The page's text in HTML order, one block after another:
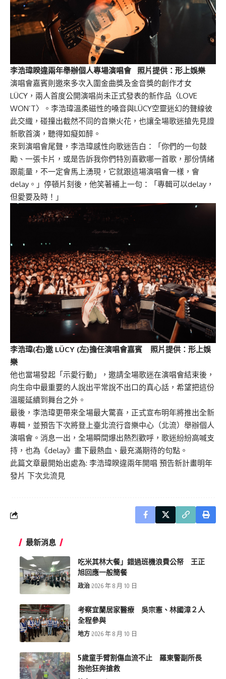
李浩瑋睽違兩年舉辦個人專場演唱會 照片提供：形上娛樂
演唱會嘉賓則邀來多次入圍金曲獎及金音獎的創作才女
LÜCY，兩人首度公開演唱尚未正式發表的新作品〈LOVE
WON’T〉。李浩瑋溫柔磁性的嗓音與LÜCY空靈迷幻的聲線彼
此交織，碰撞出截然不同的音樂火花，也讓全場歌迷搶先見證
新歌首演，聽得如癡如醉。
來到演唱會尾聲，李浩瑋感性向歌迷告白：「你們的一句鼓
勵、一張卡片，或是告訴我你們特別喜歡哪一首歌，那份情緒
跟能量，不一定會馬上湧現，它就跟這場演唱會一樣，會
delay。」停頓片刻後，他笑著補上一句：「專輯可以delay，
但愛要及時！」
李浩瑋(右)邀 LÜCY (左)擔任演唱會嘉賓 照片提供：形上娛
樂
他也當場發起「示愛行動」，邀請全場歌迷在演唱會結束後，
向生命中最重要的人說出平常說不出口的真心話，希望把這份
溫暖延續到舞台之外。
最後，李浩瑋更帶來全場最大驚喜，正式宣布明年將推出全新
專輯，並預告下次將登上臺北流行音樂中心（北流）舉辦個人
演唱會。消息一出，全場瞬間爆出熱烈歡呼，歌迷紛紛高喊支
持，也為《delay》畫下最熱血、最充滿期待的句點。
此篇文章最開始出處為: 李浩瑋睽違兩年開唱 預告新計畫明年
發片 下次北流見
最新消息
吃米其林大餐」錯過班機浪費公帑 王正
旭回應一般簡餐
政治 2026 年 8 月 10 日
考察宜蘭居家醫療 吳宗憲、林國漳２人
全程參與
地方 2026 年 8 月 10 日
5歲童手臂割傷血流不止 羅東警副所長
抱他狂奔搶救